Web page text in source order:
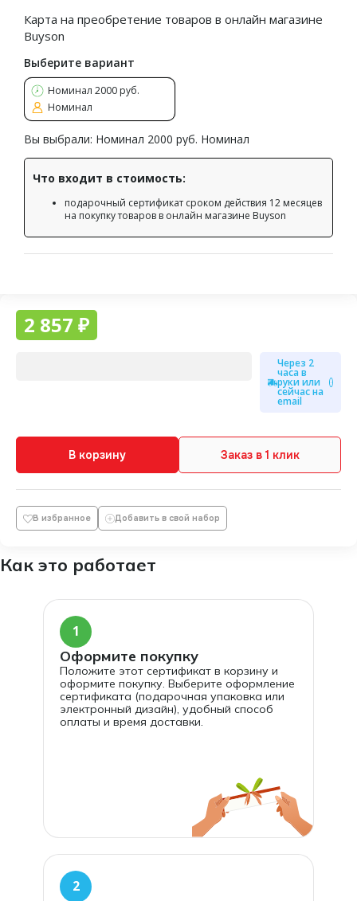
Карта на преобретение товаров в онлайн магазине
Buyson
Выберите вариант
Номинал 2000 руб.
Номинал
Вы выбрали: Номинал 2000 руб. Номинал
Что входит в стоимость:
подарочный сертификат сроком действия 12 месяцев
на покупку товаров в онлайн магазине Buyson
2 857 ₽
Через 2
часа в
руки или
сейчас на
email
В корзину Заказ в 1 клик
В избранное Добавить в свой набор
Как это работает
1
Оформите покупку
Положите этот сертификат в корзину и
оформите покупку. Выберите оформление
сертификата (подарочная упаковка или
электронный дизайн), удобный способ
оплаты и время доставки.
2